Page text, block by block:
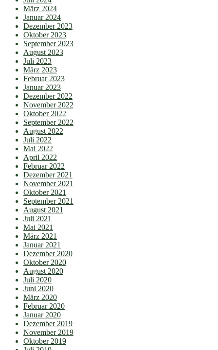
März 2024
Januar 2024
Dezember 2023
Oktober 2023
September 2023
August 2023
Juli 2023
März 2023
Februar 2023
Januar 2023
Dezember 2022
November 2022
Oktober 2022
September 2022
August 2022
Juli 2022
Mai 2022
April 2022
Februar 2022
Dezember 2021
November 2021
Oktober 2021
September 2021
August 2021
Juli 2021
Mai 2021
März 2021
Januar 2021
Dezember 2020
Oktober 2020
August 2020
Juli 2020
Juni 2020
März 2020
Februar 2020
Januar 2020
Dezember 2019
November 2019
Oktober 2019